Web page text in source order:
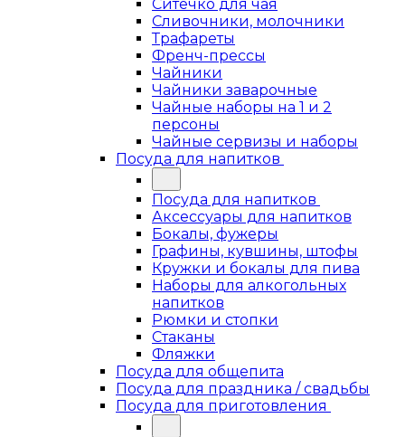
Ситечко для чая
Сливочники, молочники
Трафареты
Френч-прессы
Чайники
Чайники заварочные
Чайные наборы на 1 и 2
персоны
Чайные сервизы и наборы
Посуда для напитков
Посуда для напитков
Аксессуары для напитков
Бокалы, фужеры
Графины, кувшины, штофы
Кружки и бокалы для пива
Наборы для алкогольных
напитков
Рюмки и стопки
Стаканы
Фляжки
Посуда для общепита
Посуда для праздника / свадьбы
Посуда для приготовления